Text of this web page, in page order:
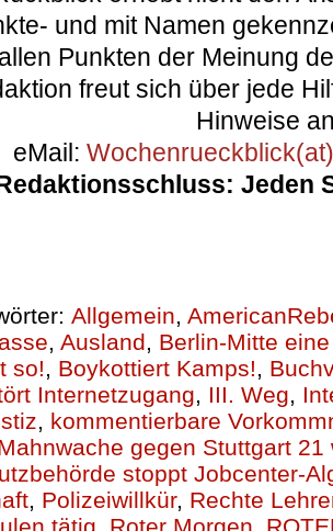
Oktober 2020
In:Allgemein
auf die
| Fremdenfeindliche
–
Rassismus!
zum 3. Oktober,